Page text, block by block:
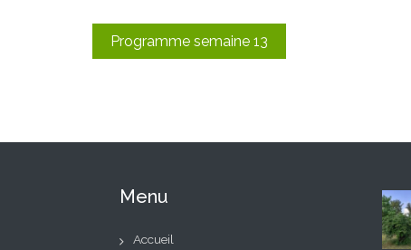
Navigation
Programme semaine 13
Menu
Accueil